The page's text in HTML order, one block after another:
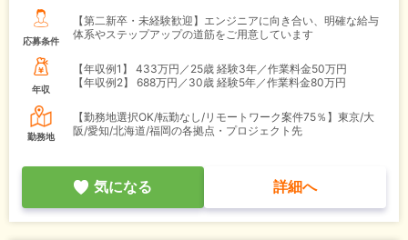
応募条件
【第二新卒・未経験歓迎】エンジニアに向き合い、明確な給与
体系やステップアップの道筋をご用意しています
年収
【年収例1】
433万円／25歳 経験3年／作業料金50万円
【年収例2】
688万円／30歳 経験5年／作業料金80万円
勤務地
【勤務地選択OK/転勤なし/リモートワーク案件75％】東京/大
阪/愛知/北海道/福岡の各拠点・プロジェクト先
気になる 詳細へ